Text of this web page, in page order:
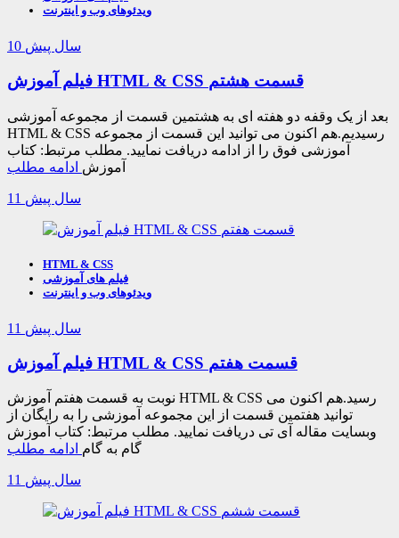
ویدئوهای وب و اینترنت
10 سال پیش
فیلم آموزش HTML & CSS قسمت هشتم
بعد از یک وقفه دو هفته ای به هشتمین قسمت از مجموعه آموزشی
HTML & CSS رسیدیم.هم اکنون می توانید این قسمت از مجموعه
آموزشی فوق را از ادامه دریافت نمایید. مطلب مرتبط: کتاب
آموزش ادامه مطلب
11 سال پیش
HTML & CSS
فیلم های آموزشی
ویدئوهای وب و اینترنت
11 سال پیش
فیلم آموزش HTML & CSS قسمت هفتم
نوبت به قسمت هفتم آموزش HTML & CSS رسید.هم اکنون می
توانید هفتمین قسمت از این مجموعه آموزشی را به رایگان از
وبسایت مقاله آی تی دریافت نمایید. مطلب مرتبط: کتاب آموزش
گام به گام ادامه مطلب
11 سال پیش